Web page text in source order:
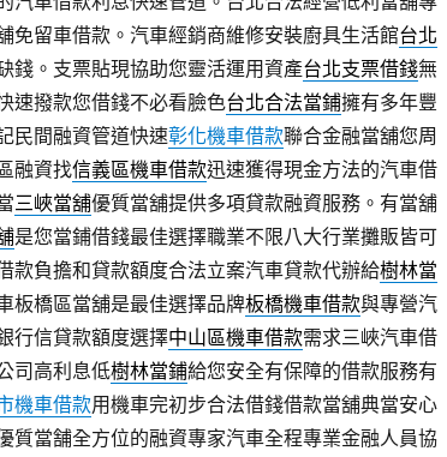
免留車借款。汽車經銷商維修安裝廚具生活館台北
錢。支票貼現協助您靈活運用資產台北支票借錢無
速撥款您借錢不必看臉色台北合法當鋪擁有多年豐
民間融資管道快速彰化機車借款聯合金融當舖您周
融資找信義區機車借款迅速獲得現金方法的汽車借
三峽當舖優質當舖提供多項貸款融資服務。有當舖
是您當鋪借錢最佳選擇職業不限八大行業攤販皆可
款負擔和貸款額度合法立案汽車貸款代辦給樹林當
板橋區當舖是最佳選擇品牌板橋機車借款與專營汽
行信貸款額度選擇中山區機車借款需求三峽汽車借
司高利息低樹林當鋪給您安全有保障的借款服務有
機車借款用機車完初步合法借錢借款當舖典當安心
質當舗全方位的融資專家汽車全程專業金融人員協